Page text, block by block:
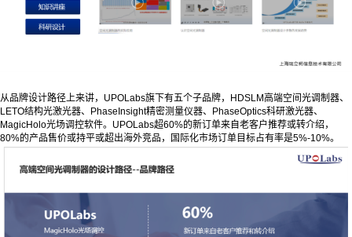
从品牌设计路径上来讲，UPOLabs旗下有五个子品牌，HDSLM高端空间光调制器、
LETO结构光激光器、PhaseInsight精密测量仪器、PhaseOptics科研激光器、
MagicHolo光场调控软件。UPOLabs超60%的新订单来自老客户推荐或转介绍，
80%的产品售价或持平或超出海外竞品，国际化市场订单目标占有率是5%-10%。